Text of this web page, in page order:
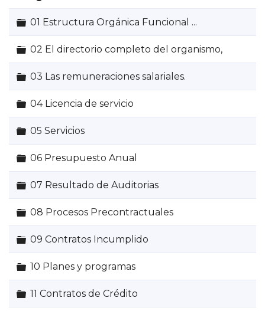
Carpeta
01 Estructura Orgánica Funcional ...
Carpeta
02 El directorio completo del organismo,
Carpeta
03 Las remuneraciones salariales.
Carpeta
04 Licencia de servicio
Carpeta
05 Servicios
Carpeta
06 Presupuesto Anual
Carpeta
07 Resultado de Auditorias
Carpeta
08 Procesos Precontractuales
Carpeta
09 Contratos Incumplido
Carpeta
10 Planes y programas
Carpeta
11 Contratos de Crédito